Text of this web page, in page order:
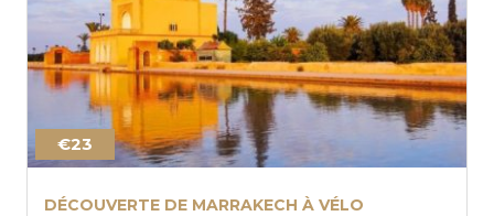
€23
DÉCOUVERTE DE MARRAKECH À VÉLO